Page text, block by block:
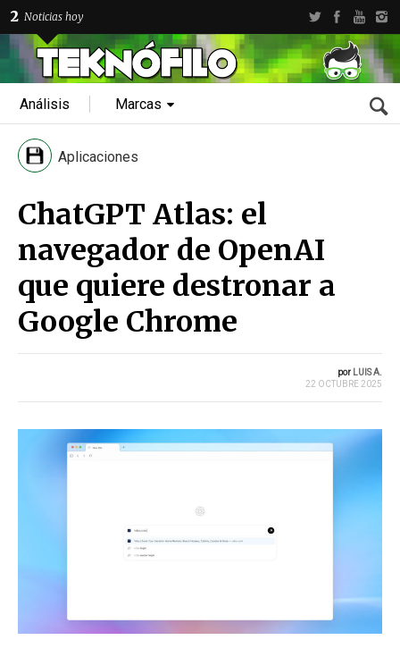
2 Noticias hoy
Análisis Marcas
Aplicaciones
ChatGPT Atlas: el
navegador de OpenAI
que quiere destronar a
Google Chrome
por LUIS A.
22 OCTUBRE 2025